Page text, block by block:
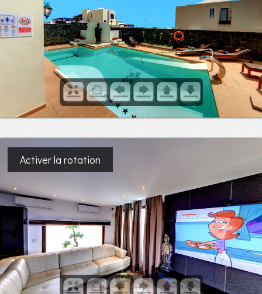
Activer la rotation